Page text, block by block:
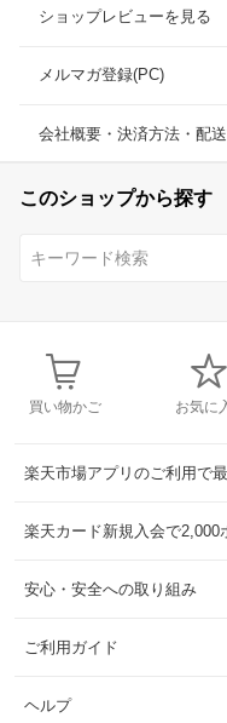
ショップレビューを見る
メルマガ登録(PC)
会社概要・決済方法・配
このショップから探す
買い物かご お気に
楽天市場アプリのご利用で
楽天カード新規入会で2,000
安心・安全への取り組み
ご利用ガイド
ヘルプ